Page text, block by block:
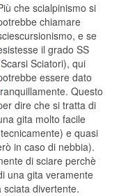
che scialpinismo si
chiamare
e se
il grado SS
Sciatori), qui
essere dato
Questo
dire che si tratta di
gita molto facile
e quasi
in caso di nebbia).
di sciare perchè
una gita veramente
divertente.